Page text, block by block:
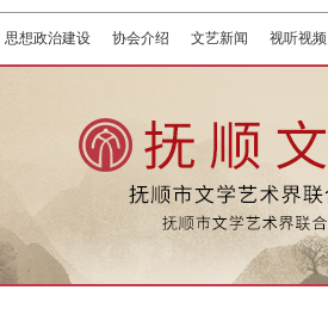
思想政治建设 协会介绍 文艺新闻 视听视频